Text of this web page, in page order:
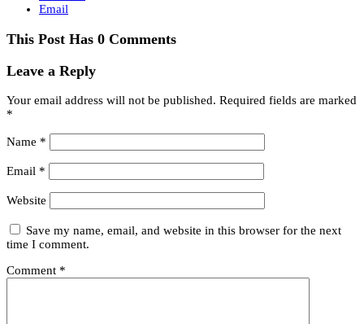
Email
This Post Has 0 Comments
Leave a Reply
Your email address will not be published. Required fields are marked
*
Name *
Email *
Website
Save my name, email, and website in this browser for the next
time I comment.
Comment *